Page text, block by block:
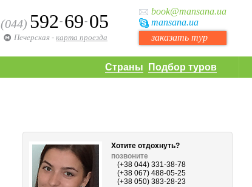
book@mansana.ua
mansana.ua
заказать тур
(044) 592- 69- 05
Печерская - карта проезда
Страны Подбор туров
Хотите отдохнуть?
позвоните
(+38 044) 331-38-78
(+38 067) 488-05-25
(+38 050) 383-28-23